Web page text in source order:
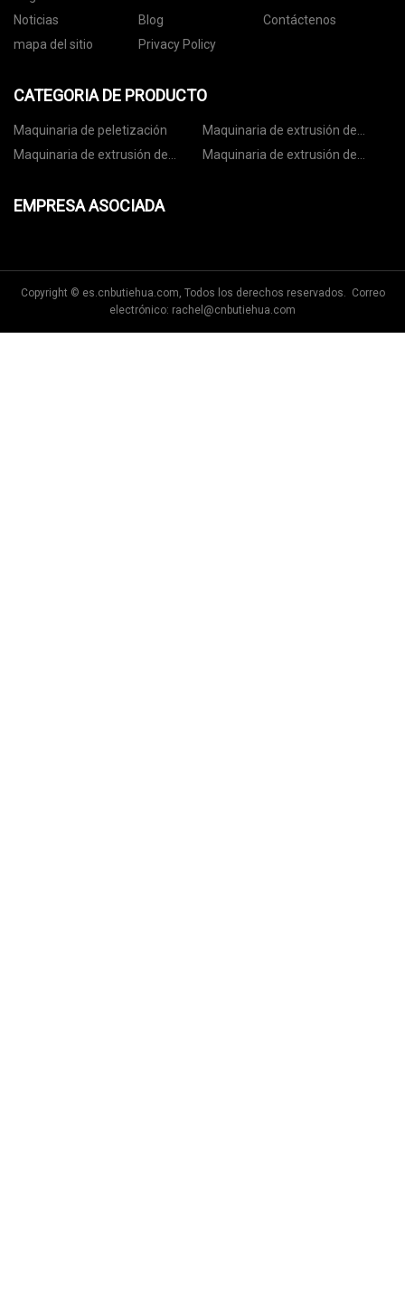
Noticias
Blog
Contáctenos
mapa del sitio
Privacy Policy
CATEGORIA DE PRODUCTO
Maquinaria de peletización
Maquinaria de extrusión de
tubos
Maquinaria de extrusión de
Maquinaria de extrusión de
EMPRESA ASOCIADA
Copyright © es.cnbutiehua.com, Todos los derechos reservados. Correo
electrónico: rachel@cnbutiehua.com